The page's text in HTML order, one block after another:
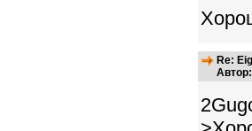
Re:
Автор: